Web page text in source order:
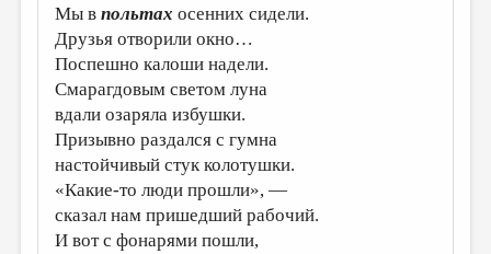
Мы впольтах осенних сидели.
Друзья отворили окно…
Поспешно калоши надели.
Смарагдовым светом луна
вдали озаряла избушки.
Призывно раздался с гумна
настойчивый стук колотушки.
«Какие-то люди прошли», —
сказал нам пришедший рабочий.
И вот с фонарями пошли,